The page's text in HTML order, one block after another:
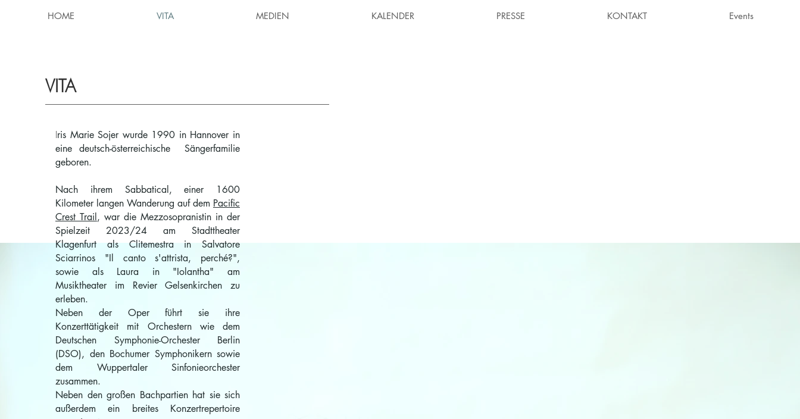
VITA
Iris Marie Sojer wurde 1990 in Hannover in
eine deutsch-österreichische Sängerfamilie
geboren.
Nach ihrem Sabbatical, einer 1600
Kilometer langen Wanderung auf dem Pacific
Crest Trail , war die Mezzosopranistin in der
Spielzeit 2023/24 am Stadttheater
Klagenfurt als Clitemestra in Salvatore
Sciarrinos "Il canto s'attrista, perché?",
sowie als Laura in "Iolantha" am
Musiktheater im Revier Gelsenkirchen zu
erleben.
Neben der Oper führt sie ihre
Konzerttätigkeit mit Orchestern wie dem
Deutschen Symphonie-Orchester Berlin
(DSO), den Bochumer Symphonikern sowie
dem Wuppertaler Sinfonieorchester
zusammen.
Neben den großen Bachpartien hat sie sich
außerdem ein breites Konzertrepertoire
HOME VITA MEDIEN KALENDER PRESSE KONTAKT Events